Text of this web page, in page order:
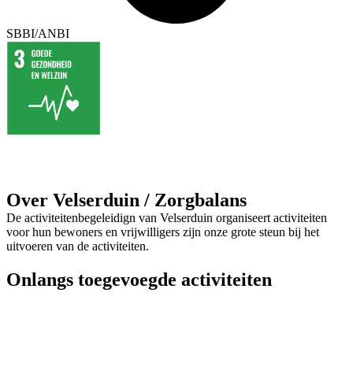
SBBI/ANBI
Over Velserduin / Zorgbalans
De activiteitenbegeleidign van Velserduin organiseert activiteiten
voor hun bewoners en vrijwilligers zijn onze grote steun bij het
uitvoeren van de activiteiten.
Onlangs toegevoegde activiteiten